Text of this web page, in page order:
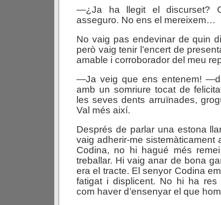
—¿Ja ha llegit el discurset?
asseguro. No ens el mereixem…
No vaig pas endevinar de quin
però vaig tenir l’encert de
amable i corroborador del meu
—Ja veig que ens entenem!
amb un somriure tocat de
les seves dents arruïnades,
Val més així.
Després de parlar una estona
vaig adherir-me sistemàticament
Codina, no hi hagué més
treballar. Hi vaig anar de bona
era el tracte. El senyor Codina
fatigat i displicent. No hi ha res
com haver d’ensenyar el que